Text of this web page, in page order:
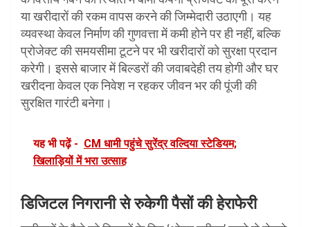
या खरीदारों की रकम वापस करने की जिम्मेदारी उठाएगी। यह
व्यवस्था केवल निर्माण की गुणवत्ता में कमी होने पर ही नहीं, बल्कि
प्रोजेक्ट की समयसीमा टूटने पर भी खरीदारों को सुरक्षा प्रदान
करेगी। इससे बाजार में बिल्डरों की जवाबदेही तय होगी और घर
खरीदना केवल एक निवेश न रहकर जीवन भर की पूंजी की
सुरक्षित गारंटी बनेगा।
यह भी पढ़ें - CM धामी पहुंचे सुरेंद्र वल्दिया स्टेडियम;
खिलाड़ियों में भरा उत्साह
डिजिटल निगरानी से रुकेगी पैसों की हेराफेरी